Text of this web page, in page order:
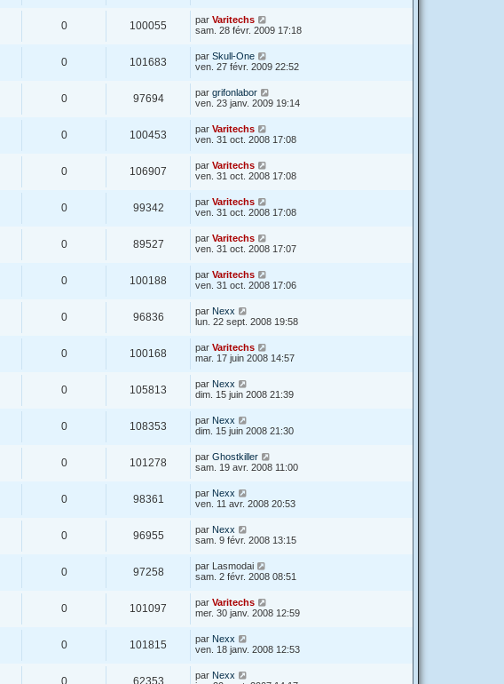
0 100055 par Varitechs
sam. 28 févr. 2009 17:18
0 101683 par Skull-One
ven. 27 févr. 2009 22:52
0 97694 par grifonlabor
ven. 23 janv. 2009 19:14
0 100453 par Varitechs
ven. 31 oct. 2008 17:08
0 106907 par Varitechs
ven. 31 oct. 2008 17:08
0 99342 par Varitechs
ven. 31 oct. 2008 17:08
0 89527 par Varitechs
ven. 31 oct. 2008 17:07
0 100188 par Varitechs
ven. 31 oct. 2008 17:06
0 96836 par Nexx
lun. 22 sept. 2008 19:58
0 100168 par Varitechs
mar. 17 juin 2008 14:57
0 105813 par Nexx
dim. 15 juin 2008 21:39
0 108353 par Nexx
dim. 15 juin 2008 21:30
0 101278 par Ghostkiller
sam. 19 avr. 2008 11:00
0 98361 par Nexx
ven. 11 avr. 2008 20:53
0 96955 par Nexx
sam. 9 févr. 2008 13:15
0 97258 par Lasmodai
sam. 2 févr. 2008 08:51
0 101097 par Varitechs
mer. 30 janv. 2008 12:59
0 101815 par Nexx
ven. 18 janv. 2008 12:53
0 62353 par Nexx